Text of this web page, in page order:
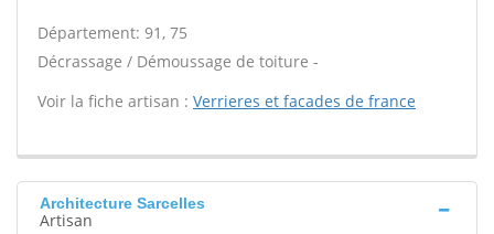
Département: 91, 75
Décrassage / Démoussage de toiture -
Voir la fiche artisan : Verrieres et facades de france
Architecture Sarcelles
Artisan